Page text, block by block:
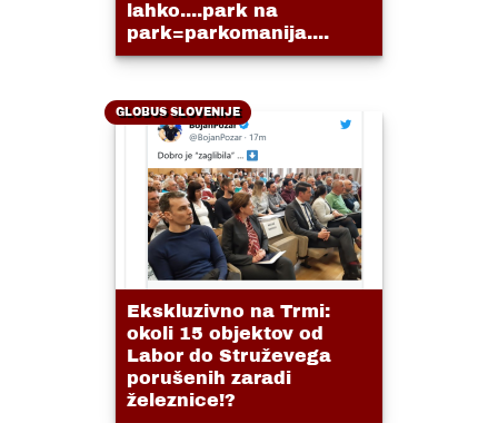
lahko....park na
park=parkomanija....
GLOBUS SLOVENIJE
Ekskluzivno na Trmi:
okoli 15 objektov od
Labor do Struževega
porušenih zaradi
železnice!?